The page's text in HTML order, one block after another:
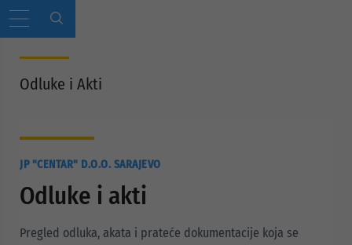
Odluke i Akti
JP "CENTAR" D.O.O. SARAJEVO
Odluke i akti
Pregled odluka, akata i prateće dokumentacije koja se